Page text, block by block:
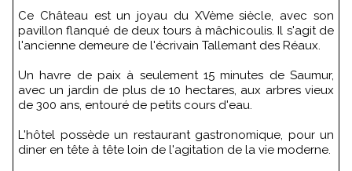
Ce Château est un joyau du XVème siècle, avec son
pavillon flanqué de deux tours à mâchicoulis. Il s'agit de
l'ancienne demeure de l'écrivain Tallemant des Réaux.
Un havre de paix à seulement 15 minutes de Saumur,
avec un jardin de plus de 10 hectares, aux arbres vieux
de 300 ans, entouré de petits cours d'eau.
L'hôtel possède un restaurant gastronomique, pour un
diner en tête à tête loin de l'agitation de la vie moderne.